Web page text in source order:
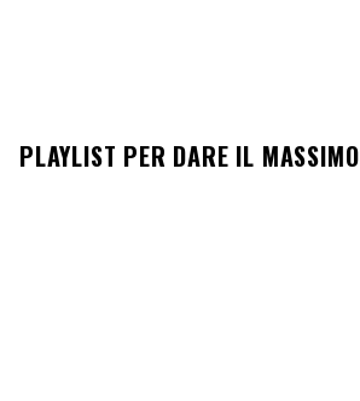
PLAYLIST PER DARE IL MASSIMO